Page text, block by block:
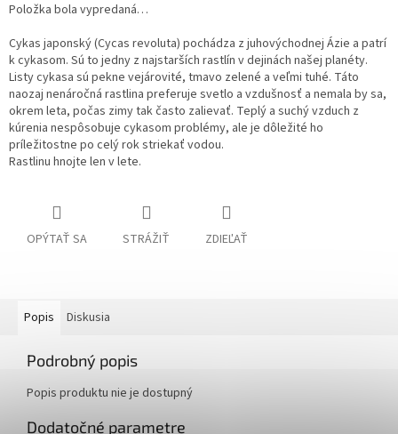
Položka bola vypredaná…
Cykas japonský (Cycas revoluta) pochádza z juhovýchodnej Ázie a patrí
k cykasom. Sú to jedny z najstarších rastlín v dejinách našej planéty.
Listy cykasa sú pekne vejárovité, tmavo zelené a veľmi tuhé. Táto
naozaj nenáročná rastlina preferuje svetlo a vzdušnosť a nemala by sa,
okrem leta, počas zimy tak často zalievať. Teplý a suchý vzduch z
kúrenia nespôsobuje cykasom problémy, ale je dôležité ho
príležitostne po celý rok striekať vodou.
Rastlinu hnojte len v lete.
OPÝTAŤ SA STRÁŽIŤ ZDIEĽAŤ
Popis Diskusia
Podrobný popis
Popis produktu nie je dostupný
Dodatočné parametre